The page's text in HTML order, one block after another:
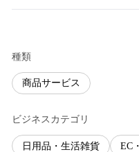
種類
商品サービス
ビジネスカテゴリ
日用品・生活雑貨 EC